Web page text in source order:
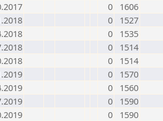
0
1606
0
1527
0
1535
0
1514
0
1514
0
1570
0
1560
0
1590
0
1590